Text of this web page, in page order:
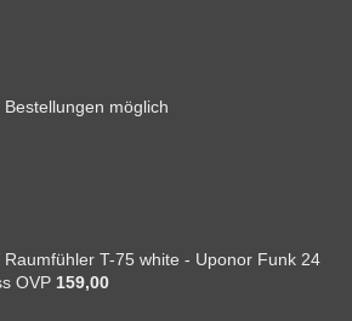
möglich
T-75 white - Uponor Funk 24
OVP 159,00 